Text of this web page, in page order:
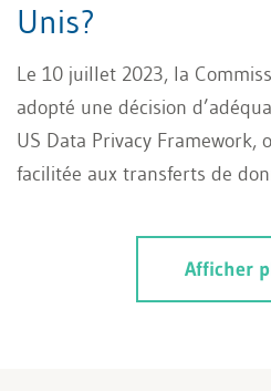
Unis?
Le 10 juillet 2023, la
adopté une décision
US Data Privacy Framework,
facilitée aux transferts de
dans le cadre de ce
tout cas pour le moment – à
concernant l’adéquation des
Afficher